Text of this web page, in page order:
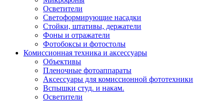
Осветители
Светоформирующие насадки
Стойки, штативы, держатели
Фоны и отражатели
Фотобоксы и фотостолы
Комиссионная техника и аксессуары
Объективы
Пленочные фотоаппараты
Аксессуары для комиссионной фототехники
Вспышки студ. и накам.
Осветители